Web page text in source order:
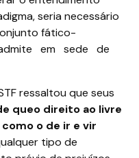
seria necessário
fático-
em sede de
ressaltou que seus
queo direito ao livre
o de ir e vir
tipo de